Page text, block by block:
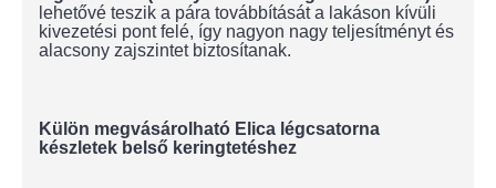
lehetővé teszik a pára továbbítását a lakáson kívüli
kivezetési pont felé, így nagyon nagy teljesítményt és
alacsony zajszintet biztosítanak.
Külön megvásárolható Elica légcsatorna
készletek belső keringtetéshez